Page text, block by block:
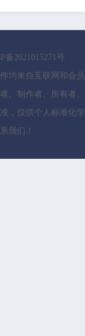
备2021015271号
均来自互联网和会员
、制作者、所有者。
，仅供个人标准化学
我们！